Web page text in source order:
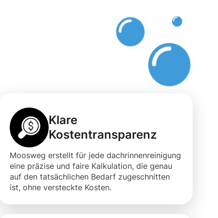
Klare
Kostentransparenz
Moosweg erstellt für jede dachrinnenreinigung
eine präzise und faire Kalkulation, die genau
auf den tatsächlichen Bedarf zugeschnitten
ist, ohne versteckte Kosten.